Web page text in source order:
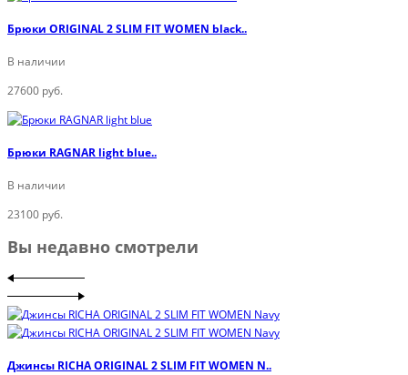
Брюки ORIGINAL 2 SLIM FIT WOMEN black..
В наличии
27600 руб.
Брюки RAGNAR light blue..
В наличии
23100 руб.
Вы недавно смотрели
Джинсы RICHA ORIGINAL 2 SLIM FIT WOMEN N..